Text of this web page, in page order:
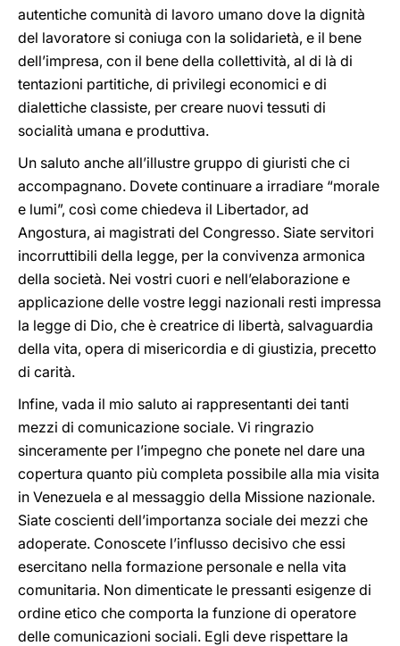
autentiche comunità di lavoro umano dove la dignità
del lavoratore si coniuga con la solidarietà, e il bene
dell’impresa, con il bene della collettività, al di là di
tentazioni partitiche, di privilegi economici e di
dialettiche classiste, per creare nuovi tessuti di
socialità umana e produttiva.
Un saluto anche all’illustre gruppo di giuristi che ci
accompagnano. Dovete continuare a irradiare “morale
e lumi”, così come chiedeva il Libertador, ad
Angostura, ai magistrati del Congresso. Siate servitori
incorruttibili della legge, per la convivenza armonica
della società. Nei vostri cuori e nell’elaborazione e
applicazione delle vostre leggi nazionali resti impressa
la legge di Dio, che è creatrice di libertà, salvaguardia
della vita, opera di misericordia e di giustizia, precetto
di carità.
Infine, vada il mio saluto ai rappresentanti dei tanti
mezzi di comunicazione sociale. Vi ringrazio
sinceramente per l’impegno che ponete nel dare una
copertura quanto più completa possibile alla mia visita
in Venezuela e al messaggio della Missione nazionale.
Siate coscienti dell’importanza sociale dei mezzi che
adoperate. Conoscete l’influsso decisivo che essi
esercitano nella formazione personale e nella vita
comunitaria. Non dimenticate le pressanti esigenze di
ordine etico che comporta la funzione di operatore
delle comunicazioni sociali. Egli deve rispettare la